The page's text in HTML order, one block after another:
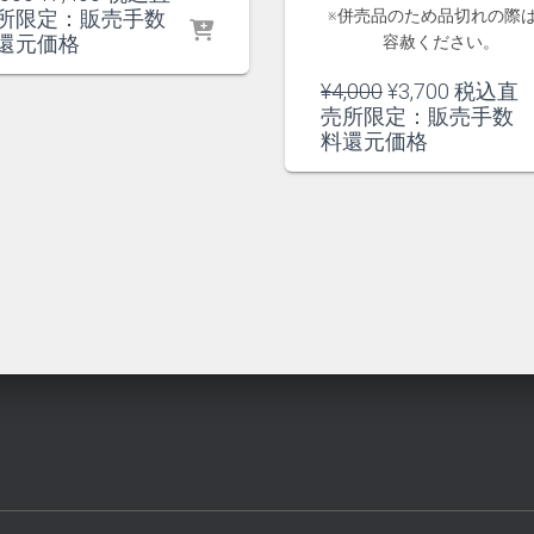
の
価
在
限定：販売手数
元価格
※併売品のため品切れの際
容赦ください。
¥4,000元
の
価
¥3,700 現
在
税込直
売所限定：販売手数
料還元価格